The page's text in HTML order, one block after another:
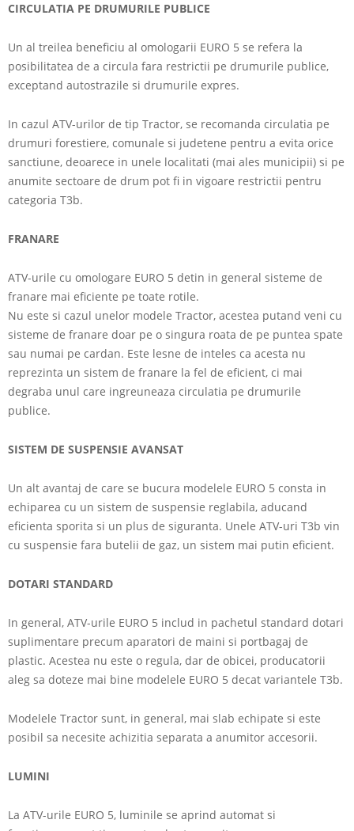
CIRCULATIA PE DRUMURILE PUBLICE
Un al treilea beneficiu al omologarii EURO 5 se refera la
posibilitatea de a circula fara restrictii pe drumurile publice,
exceptand autostrazile si drumurile expres.
In cazul ATV-urilor de tip Tractor, se recomanda circulatia pe
drumuri forestiere, comunale si judetene pentru a evita orice
sanctiune, deoarece in unele localitati (mai ales municipii) si pe
anumite sectoare de drum pot fi in vigoare restrictii pentru
categoria T3b.
FRANARE
ATV-urile cu omologare EURO 5 detin in general sisteme de
franare mai eficiente pe toate rotile.
Nu este si cazul unelor modele Tractor, acestea putand veni cu
sisteme de franare doar pe o singura roata de pe puntea spate
sau numai pe cardan. Este lesne de inteles ca acesta nu
reprezinta un sistem de franare la fel de eficient, ci mai
degraba unul care ingreuneaza circulatia pe drumurile
publice.
SISTEM DE SUSPENSIE AVANSAT
Un alt avantaj de care se bucura modelele EURO 5 consta in
echiparea cu un sistem de suspensie reglabila, aducand
eficienta sporita si un plus de siguranta. Unele ATV-uri T3b vin
cu suspensie fara butelii de gaz, un sistem mai putin eficient.
DOTARI STANDARD
In general, ATV-urile EURO 5 includ in pachetul standard dotari
suplimentare precum aparatori de maini si portbagaj de
plastic. Acestea nu este o regula, dar de obicei, producatorii
aleg sa doteze mai bine modelele EURO 5 decat variantele T3b.
Modelele Tractor sunt, in general, mai slab echipate si este
posibil sa necesite achizitia separata a anumitor accesorii.
LUMINI
La ATV-urile EURO 5, luminile se aprind automat si